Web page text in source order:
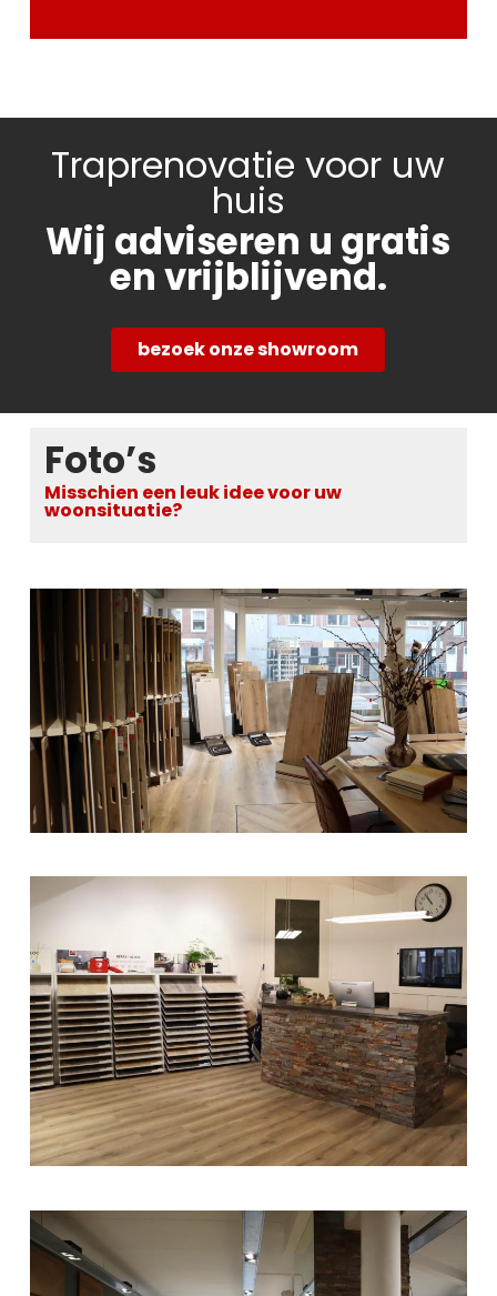
Traprenovatie voor uw
huis
Wij adviseren u gratis
en vrijblijvend.
bezoek onze showroom
Foto’s
Misschien een leuk idee voor uw
woonsituatie?